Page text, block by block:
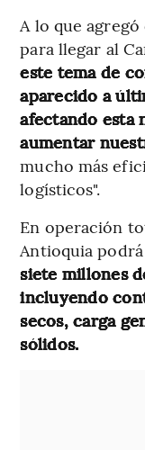
A lo que
para llegar al
este tema de
aparecido a
afectando esta
aumentar
mucho más
logísticos".
En operación
Antioquia
siete millones
incluyendo
secos, carga
sólidos.